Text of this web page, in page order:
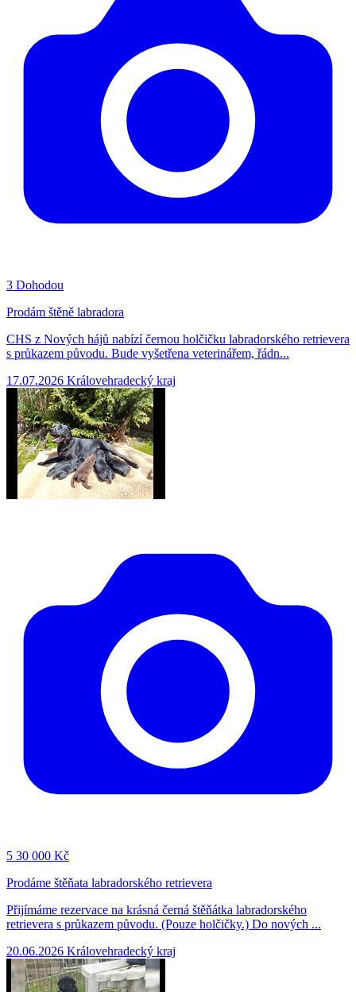
3 Dohodou
Prodám štěně labradora
CHS z Nových hájů nabízí černou holčičku labradorského retrievera
s průkazem původu. Bude vyšetřena veterinářem, řádn...
17.07.2026 Královehradecký kraj
5 30 000 Kč
Prodáme štěňata labradorského retrievera
Přijímáme rezervace na krásná černá štěňátka labradorského
retrievera s průkazem původu. (Pouze holčičky.) Do nových ...
20.06.2026 Královehradecký kraj